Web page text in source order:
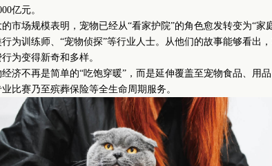
亿元。
场规模表明，宠物已经从“看家护院”的角色愈发转变为“家
为训练师、“宠物侦探”等行业人士。从他们的故事能够看出
为变得新奇和多样。
不再是简单的“吃饱穿暖”，而是延伸覆盖至宠物食品、用品
比赛乃至殡葬保险等全生命周期服务。